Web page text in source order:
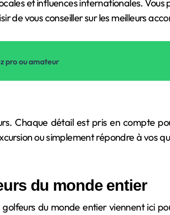
et influences internationales.
de vous conseiller sur les meilleurs
pro ou amateur
Chaque détail est pris en compte
ou simplement répondre à vos
du monde entier
du monde entier viennent ici